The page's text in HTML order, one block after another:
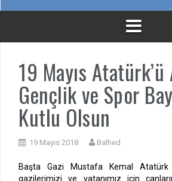
19 Mayıs Atatürk’ü
Gençlik ve Spor
Kutlu Olsun
19 Mayıs 2018 Balhed
Başta Gazi Mustafa Kemal
gazilerimizi ve vatanımız için